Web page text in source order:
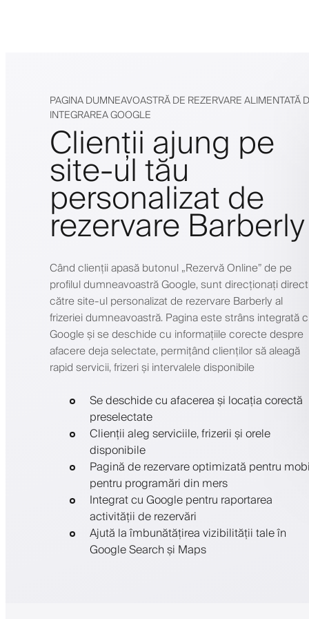
PAGINA DUMNEAVOASTRĂ DE REZERVARE ALIMENTATĂ
INTEGRAREA GOOGLE
Clienții ajung pe
site-ul tău
personalizat de
rezervare Barberly
Când clienții apasă butonul „Rezervă Online” de pe
profilul dumneavoastră Google, sunt direcționați direct
către site-ul personalizat de rezervare Barberly al
frizeriei dumneavoastră. Pagina este strâns integrată
Google și se deschide cu informațiile corecte despre
afacere deja selectate, permițând clienților să aleagă
rapid servicii, frizeri și intervalele disponibile
Se deschide cu afacerea și locația corectă
preselectate
Clienții aleg serviciile, frizerii și orele
disponibile
Pagină de rezervare optimizată pentru
pentru programări din mers
Integrat cu Google pentru raportarea
activității de rezervări
Ajută la îmbunătățirea vizibilității tale în
Google Search și Maps